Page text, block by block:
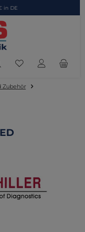
in DE
Du hast 0
Zubehör